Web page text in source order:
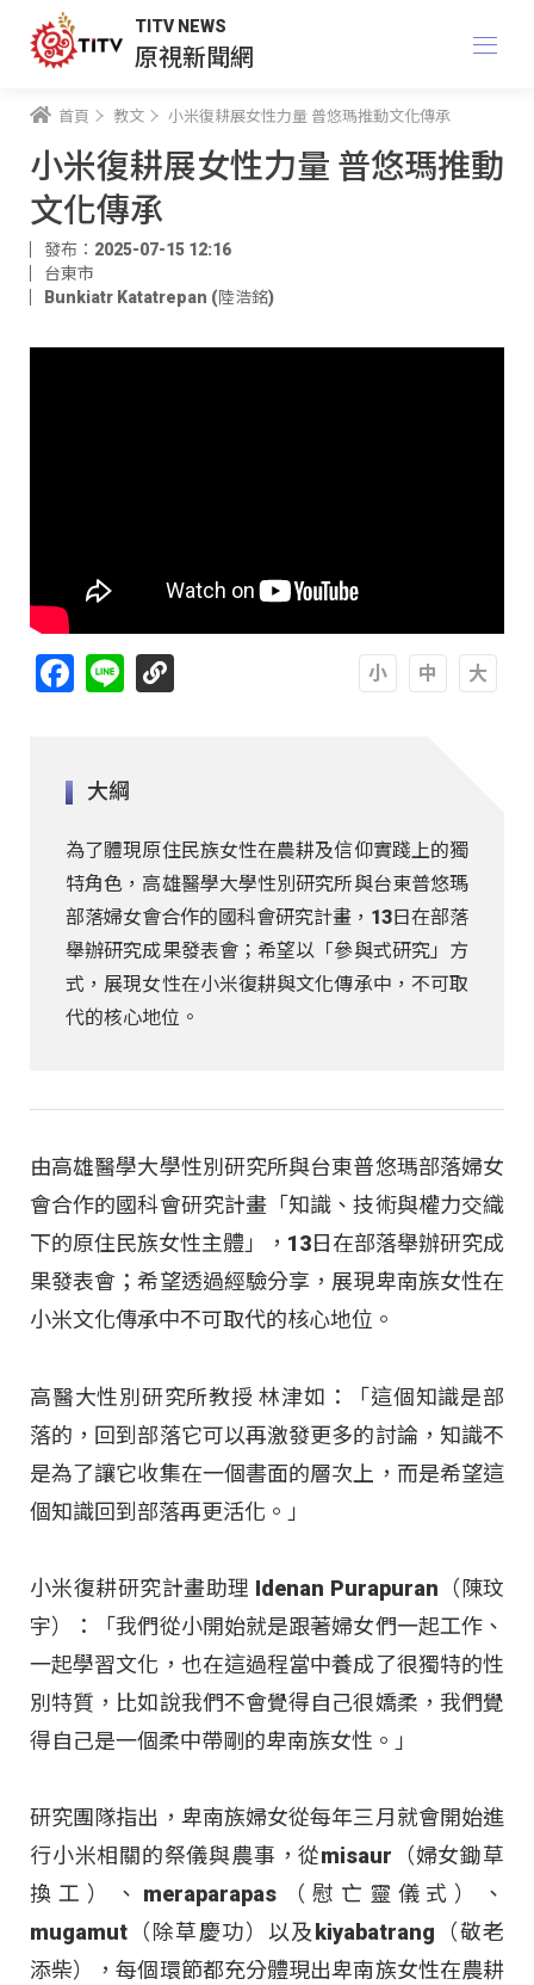
TITV NEWS
原視新聞網
首頁 教文 小米復耕展女性力量 普悠瑪推動文化傳承
小米復耕展女性力量 普悠瑪推動
文化傳承
發布：2025-07-15 12:16
台東市
Bunkiatr Katatrepan (陸浩銘)
Facebook
Line
大綱
為了體現原住民族女性在農耕及信仰實踐上的獨
特角色，高雄醫學大學性別研究所與台東普悠瑪
部落婦女會合作的國科會研究計畫，13日在部落
舉辦研究成果發表會；希望以「參與式研究」方
式，展現女性在小米復耕與文化傳承中，不可取
代的核心地位。
由高雄醫學大學性別研究所與台東普悠瑪部落婦女
會合作的國科會研究計畫「知識、技術與權力交織
下的原住民族女性主體」，13日在部落舉辦研究成
果發表會；希望透過經驗分享，展現卑南族女性在
小米文化傳承中不可取代的核心地位。
高醫大性別研究所教授 林津如：「這個知識是部
落的，回到部落它可以再激發更多的討論，知識不
是為了讓它收集在一個書面的層次上，而是希望這
個知識回到部落再更活化。」
小米復耕研究計畫助理 Idenan Purapuran（陳玟
宇）：「我們從小開始就是跟著婦女們一起工作、
一起學習文化，也在這過程當中養成了很獨特的性
別特質，比如說我們不會覺得自己很嬌柔，我們覺
得自己是一個柔中帶剛的卑南族女性。」
研究團隊指出，卑南族婦女從每年三月就會開始進
行小米相關的祭儀與農事，從misaur（婦女鋤草
換工）、meraparapas（慰亡靈儀式）、
mugamut（除草慶功）以及kiyabatrang（敬老
添柴），每個環節都充分體現出卑南族女性在農耕